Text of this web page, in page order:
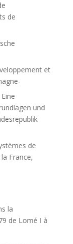
de
et
und
de
France,
la
de Lomé I à